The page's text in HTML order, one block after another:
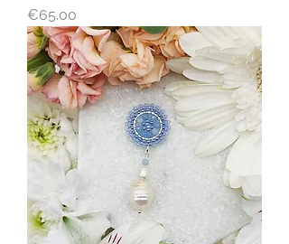
Price
€65.00